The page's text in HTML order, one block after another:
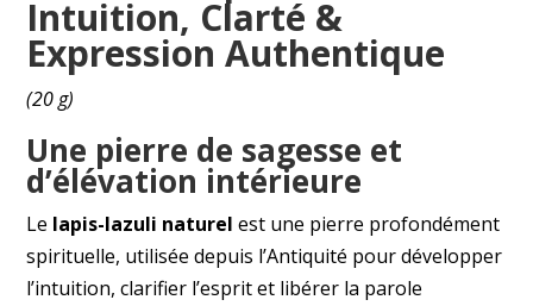
Intuition, Clarté &
Expression Authentique
(20 g)
Une pierre de sagesse et
d’élévation intérieure
Le lapis-lazuli naturel est une pierre profondément
spirituelle, utilisée depuis l’Antiquité pour développer
l’intuition, clarifier l’esprit et libérer la parole